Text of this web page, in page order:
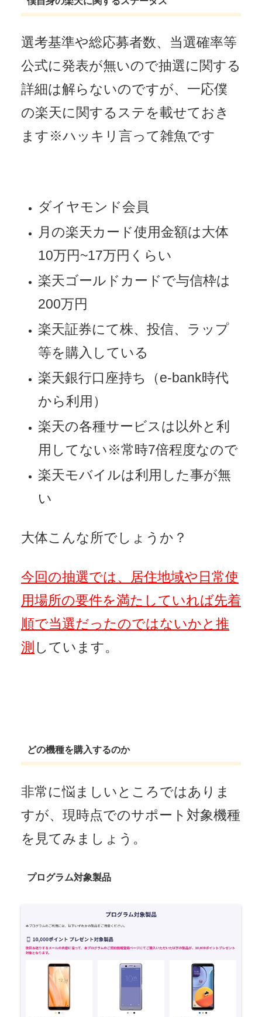
選考基準や総応募者数、当選確率等
公式に発表が無いので抽選に関する
詳細は解らないのですが、一応僕
の楽天に関するステを載せておき
ます※ハッキリ言って雑魚です
ダイヤモンド会員
月の楽天カード使用金額は大体
10万円~17万円くらい
楽天ゴールドカードで与信枠は
200万円
楽天証券にて株、投信、ラップ
等を購入している
楽天銀行口座持ち（e-bank時代
から利用）
楽天の各種サービスは以外と利
用してない※常時7倍程度なので
楽天モバイルは利用した事が無
い
大体こんな所でしょうか？
今回の抽選では、居住地域や日常使
用場所の要件を満たしていれば先着
順で当選だったのではないかと推
測 しています。
どの機種を購入するのか
非常に悩ましいところではありま
すが、現時点でのサポート対象機種
を見てみましょう。
プログラム対象製品